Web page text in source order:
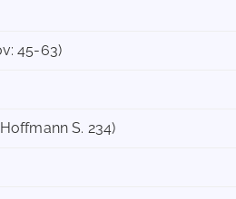
45-63)
S. 234)